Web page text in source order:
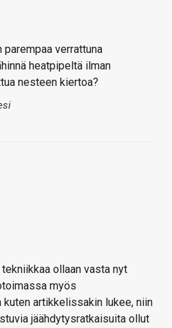
verrattuna
heatpipeltä ilman
nesteen kiertoa?
ollaan vasta nyt
myös
kuten artikkelissakin lukee, niin
jäähdytysratkaisuita ollut